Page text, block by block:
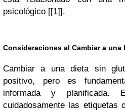
psicológico [[1]].
Consideraciones al Cambiar a una
Cambiar a una dieta sin
positivo, pero es
informada y planificada.
cuidadosamente las etiquetas